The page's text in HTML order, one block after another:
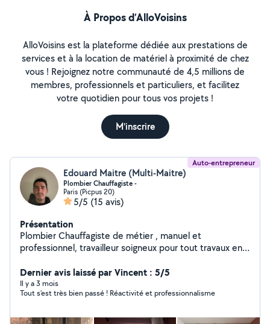
À Propos d’AlloVoisins
AlloVoisins est la plateforme dédiée aux prestations de
services et à la location de matériel à proximité de chez
vous ! Rejoignez notre communauté de 4,5 millions de
membres, professionnels et particuliers, et facilitez
votre quotidien pour tous vos projets !
M'inscrire
Auto-entrepreneur
Edouard Maitre (Multi-Maitre)
Plombier Chauffagiste -
Paris (Picpus 20)
5/5 (15 avis)
Présentation
Plombier Chauffagiste de métier , manuel et
professionnel, travailleur soigneux pour tout travaux en
Dernier avis laissé par Vincent : 5/5
Il y a 3 mois
Tout s'est très bien passé ! Réactivité et professionnalisme